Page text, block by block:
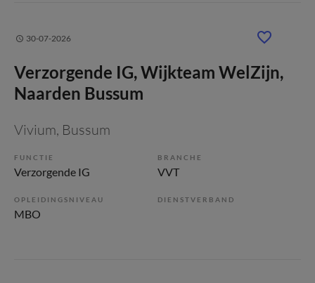
30-07-2026
Verzorgende IG, Wijkteam WelZijn,
Naarden Bussum
Vivium, Bussum
FUNCTIE
Verzorgende IG
BRANCHE
VVT
OPLEIDINGSNIVEAU
MBO
DIENSTVERBAND